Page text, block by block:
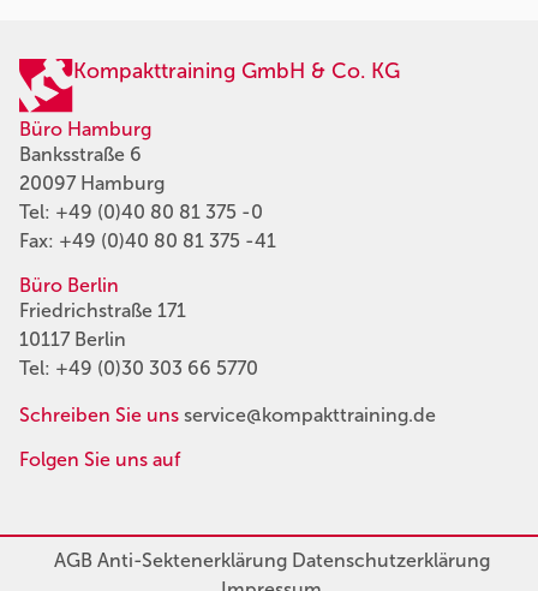
Kompakttraining GmbH & Co. KG
Büro Hamburg
Banksstraße 6
20097 Hamburg
Tel: +49 (0)40 80 81 375 -0
Fax: +49 (0)40 80 81 375 -41
Büro Berlin
Friedrichstraße 171
10117 Berlin
Tel: +49 (0)30 303 66 5770
Schreiben Sie uns service@kompakttraining.de
Folgen Sie uns auf
AGBAnti-SektenerklärungDatenschutzerklärung